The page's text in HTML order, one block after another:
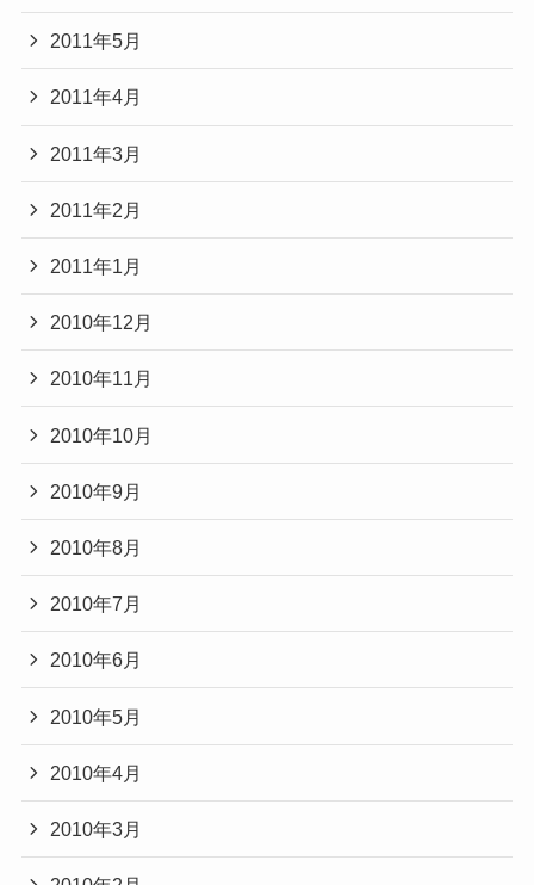
2011年5月
2011年4月
2011年3月
2011年2月
2011年1月
2010年12月
2010年11月
2010年10月
2010年9月
2010年8月
2010年7月
2010年6月
2010年5月
2010年4月
2010年3月